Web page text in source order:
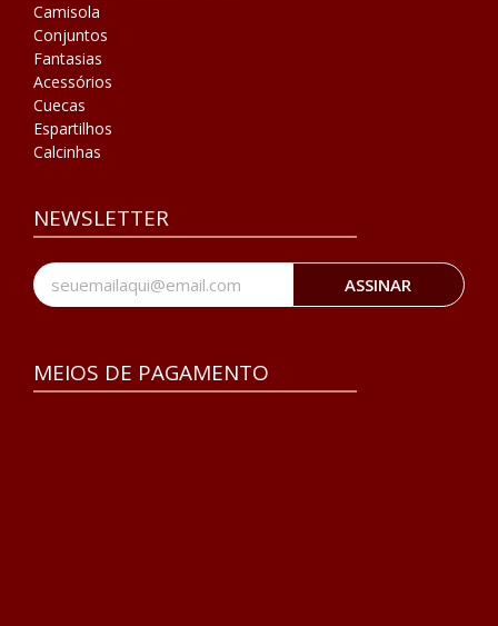
Camisola
Conjuntos
Fantasias
Acessórios
Cuecas
Espartilhos
Calcinhas
NEWSLETTER
ASSINAR
MEIOS DE PAGAMENTO